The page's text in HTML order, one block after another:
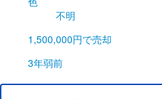
不明
1,500,000円で売却
3年弱前